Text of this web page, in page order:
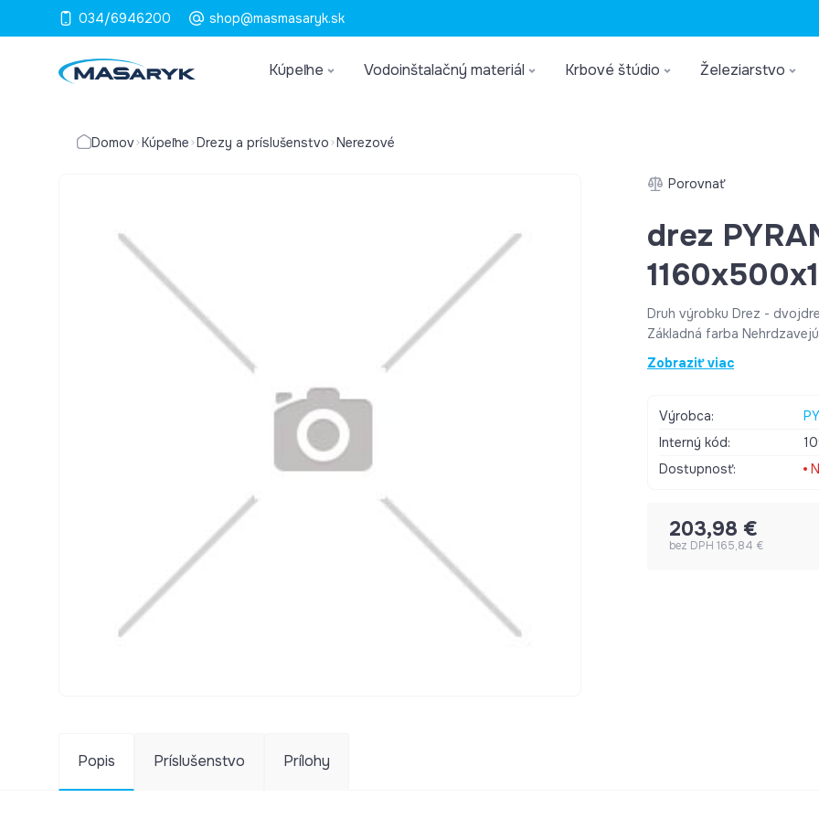
034/6946200 shop@masmasaryk.sk
Kúpeľne Vodoinštalačný materiál Krbové štúdio Železiarstvo
Domov Kúpeľne Drezy a príslušenstvo Nerezové
Porovnať
drez
Druh výrobku Drez -
Základná farba
Vonkajší rozmer (ŠxH) 1
skrinku od 80 cm
Umývanie Súčasťou
na umývačku, Montážny
Oblasť použitia Interiér Tvar
Zobraziť viac
Výrobca:
Interný kód:
Dostupnosť:
203,98 €
bez DPH 165,84 €
Popis Príslušenstvo Prílohy